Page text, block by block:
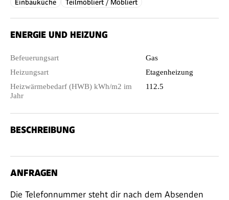
Einbauküche Teilmöbliert / Möbliert
ENERGIE UND HEIZUNG
Befeuerungsart
Gas
Heizungsart
Etagenheizung
Heizwärmebedarf (HWB) kWh/m2 im
Jahr
112.5
BESCHREIBUNG
ANFRAGEN
Die Telefonnummer steht dir nach dem Absenden